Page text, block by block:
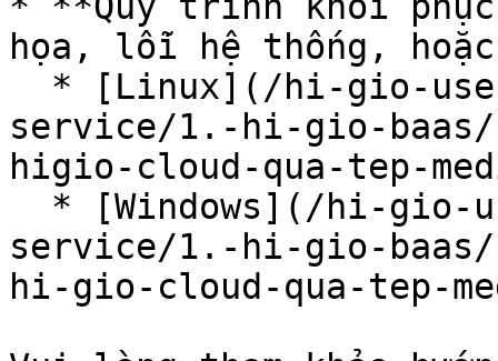
họa, lỗi hệ thống, hoặc
service/1.-hi-gio-
higio-cloud-qua-tep-
service/1.-hi-gio-baas/
hi-gio-cloud-qua-tep-